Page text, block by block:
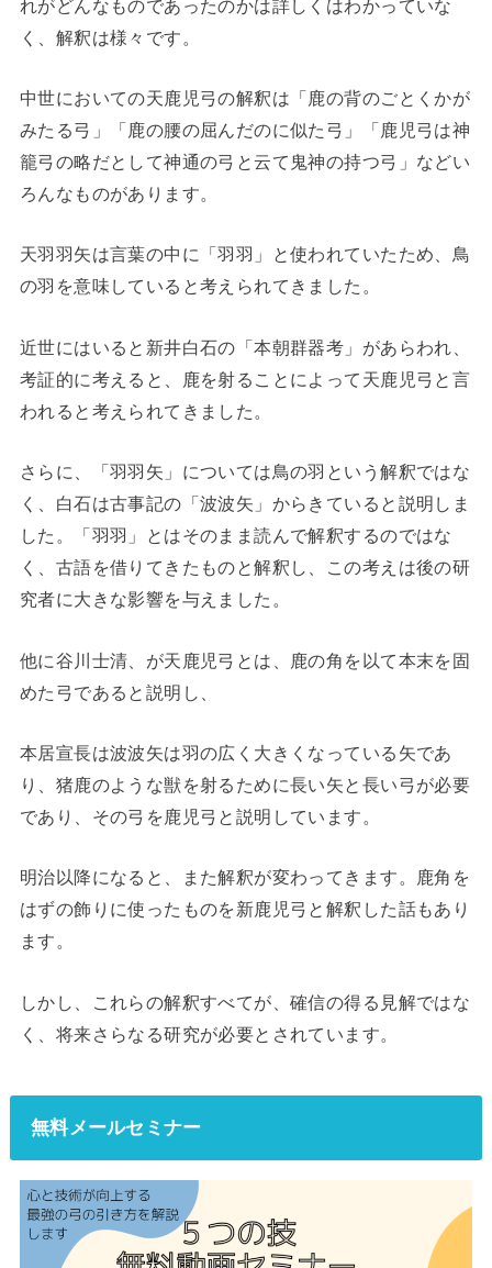
れがどんなものであったのかは詳しくはわかっていな
く、解釈は様々です。
中世においての天鹿児弓の解釈は「鹿の背のごとくかが
みたる弓」「鹿の腰の屈んだのに似た弓」「鹿児弓は神
籠弓の略だとして神通の弓と云て鬼神の持つ弓」などい
ろんなものがあります。
天羽羽矢は言葉の中に「羽羽」と使われていたため、鳥
の羽を意味していると考えられてきました。
近世にはいると新井白石の「本朝群器考」があらわれ、
考証的に考えると、鹿を射ることによって天鹿児弓と言
われると考えられてきました。
さらに、「羽羽矢」については鳥の羽という解釈ではな
く、白石は古事記の「波波矢」からきていると説明しま
した。「羽羽」とはそのまま読んで解釈するのではな
く、古語を借りてきたものと解釈し、この考えは後の研
究者に大きな影響を与えました。
他に谷川士清、が天鹿児弓とは、鹿の角を以て本末を固
めた弓であると説明し、
本居宣長は波波矢は羽の広く大きくなっている矢であ
り、猪鹿のような獣を射るために長い矢と長い弓が必要
であり、その弓を鹿児弓と説明しています。
明治以降になると、また解釈が変わってきます。鹿角を
はずの飾りに使ったものを新鹿児弓と解釈した話もあり
ます。
しかし、これらの解釈すべてが、確信の得る見解ではな
く、将来さらなる研究が必要とされています。
無料メールセミナー